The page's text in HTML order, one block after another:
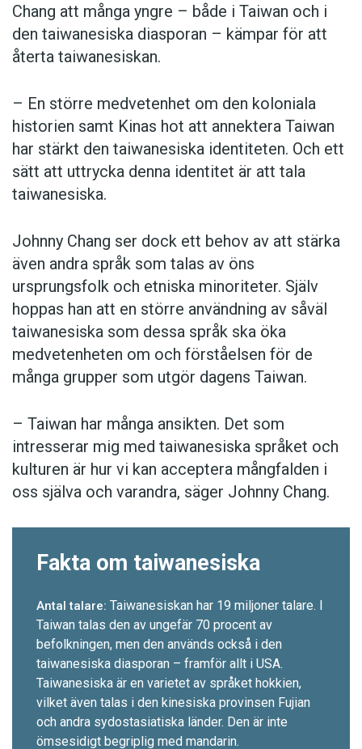
Chang att många yngre – både i Taiwan och i
den taiwanesiska diasporan – kämpar för att
återta taiwanesiskan.
– En större medvetenhet om den koloniala
historien samt Kinas hot att annektera Taiwan
har stärkt den taiwanesiska identiteten. Och ett
sätt att uttrycka denna identitet är att tala
taiwanesiska.
Johnny Chang ser dock ett behov av att stärka
även andra språk som talas av öns
ursprungsfolk och etniska minoriteter. Själv
hoppas han att en större användning av såväl
taiwanesiska som dessa språk ska öka
medvetenheten om och förståelsen för de
många grupper som utgör dagens Taiwan.
– Taiwan har många ansikten. Det som
intresserar mig med taiwanesiska språket och
kulturen är hur vi kan acceptera mångfalden i
oss själva och varandra, säger Johnny Chang.
Fakta om taiwanesiska
Antal talare: Taiwanesiskan har 19 miljoner talare. I
Taiwan talas den av ungefär 70 procent av
befolkningen, men den används också i den
taiwanesiska diasporan – framför allt i USA.
Taiwanesiska är en varietet av språket hokkien,
vilket även talas i den kinesiska provinsen Fujian
och andra sydostasiatiska länder. Den är inte
ömsesidigt begriplig med mandarin.